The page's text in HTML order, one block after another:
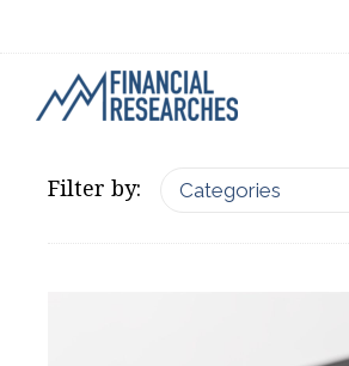
Filter by: Categories